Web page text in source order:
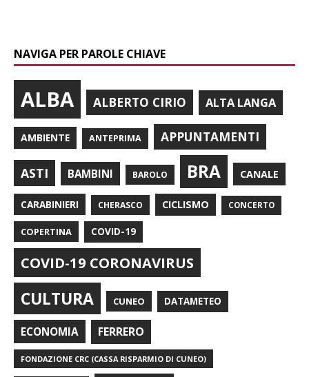
NAVIGA PER PAROLE CHIAVE
ALBA ALBERTO CIRIO ALTA LANGA
AMBIENTE ANTEPRIMA APPUNTAMENTI
ASTI BAMBINI BAROLO BRA CANALE
CARABINIERI CHERASCO CICLISMO CONCERTO
COPERTINA COVID-19
COVID-19 CORONAVIRUS
CULTURA CUNEO DATAMETEO
ECONOMIA FERRERO
FONDAZIONE CRC (CASSA RISPARMIO DI CUNEO)